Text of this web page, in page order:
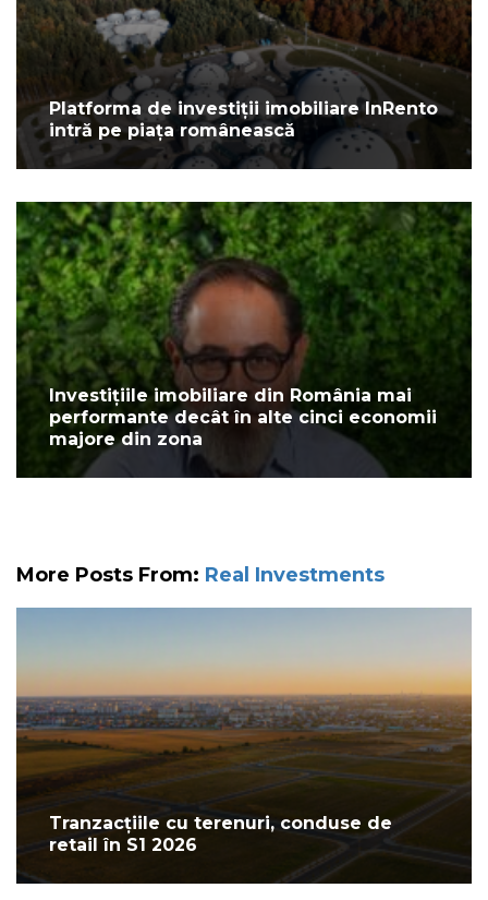
Platforma de investiții imobiliare InRento
intră pe piața românească
Investițiile imobiliare din România mai
performante decât în alte cinci economii
majore din zona
More Posts From: Real Investments
Tranzacțiile cu terenuri, conduse de
retail în S1 2026